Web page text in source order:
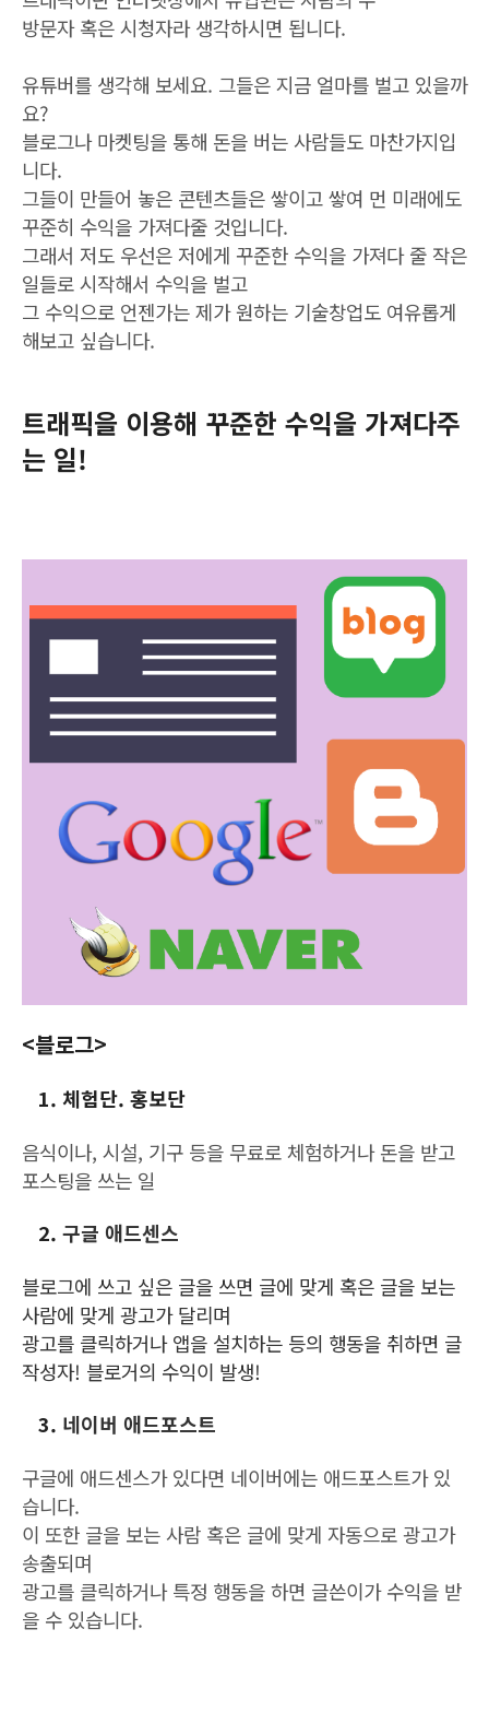
방문자 혹은 시청자라 생각하시면 됩니다.
유튜버를 생각해 보세요. 그들은 지금 얼마를 벌고 있을까
요?
블로그나 마켓팅을 통해 돈을 버는 사람들도 마찬가지입
니다.
그들이 만들어 놓은 콘텐츠들은 쌓이고 쌓여 먼 미래에도
꾸준히 수익을 가져다줄 것입니다.
그래서 저도 우선은 저에게 꾸준한 수익을 가져다 줄 작은
일들로 시작해서 수익을 벌고
그 수익으로 언젠가는 제가 원하는 기술창업도 여유롭게
해보고 싶습니다.
트래픽을 이용해 꾸준한 수익을 가져다주
는 일!
<블로그>
1. 체험단. 홍보단
음식이나, 시설, 기구 등을 무료로 체험하거나 돈을 받고
포스팅을 쓰는 일
2. 구글 애드센스
블로그에 쓰고 싶은 글을 쓰면 글에 맞게 혹은 글을 보는
사람에 맞게 광고가 달리며
광고를 클릭하거나 앱을 설치하는 등의 행동을 취하면 글
작성자! 블로거의 수익이 발생!
3. 네이버 애드포스트
구글에 애드센스가 있다면 네이버에는 애드포스트가 있
습니다.
이 또한 글을 보는 사람 혹은 글에 맞게 자동으로 광고가
송출되며
광고를 클릭하거나 특정 행동을 하면 글쓴이가 수익을 받
을 수 있습니다.